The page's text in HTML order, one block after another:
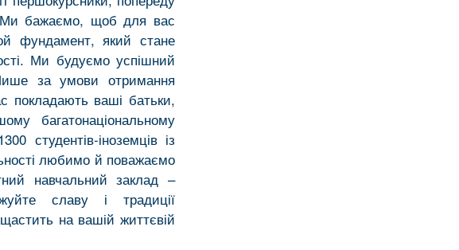
Ми бажаємо, щоб для вас
фундамент, який стане
Ми будуємо успішний
Лише за умови отримання
покладають ваші батьки,
багатонаціональному
студентів-іноземців із
любимо й поважаємо
навчальний заклад –
славу і традиції
на вашій життєвій